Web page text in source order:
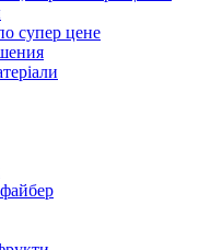
супер цене